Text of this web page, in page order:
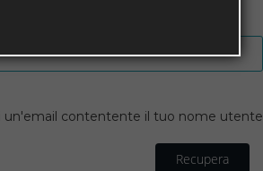
un'email contentente il tuo nome utente
Recupera